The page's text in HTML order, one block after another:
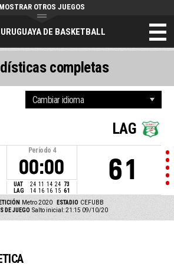
DE BASKETBALL
MOSTRAR OTROS JUEGOS
Período 4
00:00
UAT 24 11 14 24 73
LAG
14 16 16 15 61
LAG
61
Metro 2020 ESTADIO CEFUBB
DE JUEGO Salto inicial: 21:15 09/10/20
completas